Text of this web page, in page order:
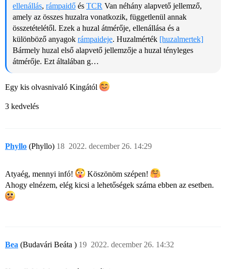
ellenállás, rámpaidő és TCR Van néhány alapvető jellemző,
amely az összes huzalra vonatkozik, függetlenül annak
összetételétől. Ezek a huzal átmérője, ellenállása és a
különböző anyagok rámpaideje. Huzalmérték [huzalmertek]
Bármely huzal első alapvető jellemzője a huzal tényleges
átmérője. Ezt általában g…
Egy kis olvasnivaló Kingától
3 kedvelés
Phyllo (Phyllo) 2022. december 26. 14:29
18
Atyaég, mennyi infó!
Köszönöm szépen!
Ahogy elnézem, elég kicsi a lehetőségek száma ebben az esetben.
Bea (Budavári Beáta ) 2022. december 26. 14:32
19